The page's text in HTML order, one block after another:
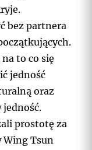
bez partnera
to co się
jedność
oraz
jedność.
prostotę za
Wing Tsun